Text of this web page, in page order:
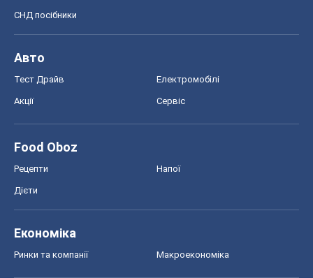
СНД посібники
Авто
Тест Драйв Електромобілі
Акції Сервіс
Food Oboz
Рецепти Напої
Дієти
Економіка
Ринки та компанії Макроекономіка